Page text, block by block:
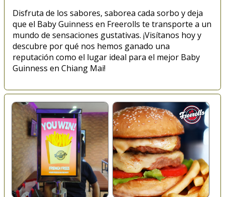
Disfruta de los sabores, saborea cada sorbo y deja
que el Baby Guinness en Freerolls te transporte a un
mundo de sensaciones gustativas. ¡Visítanos hoy y
descubre por qué nos hemos ganado una
reputación como el lugar ideal para el mejor Baby
Guinness en Chiang Mai!